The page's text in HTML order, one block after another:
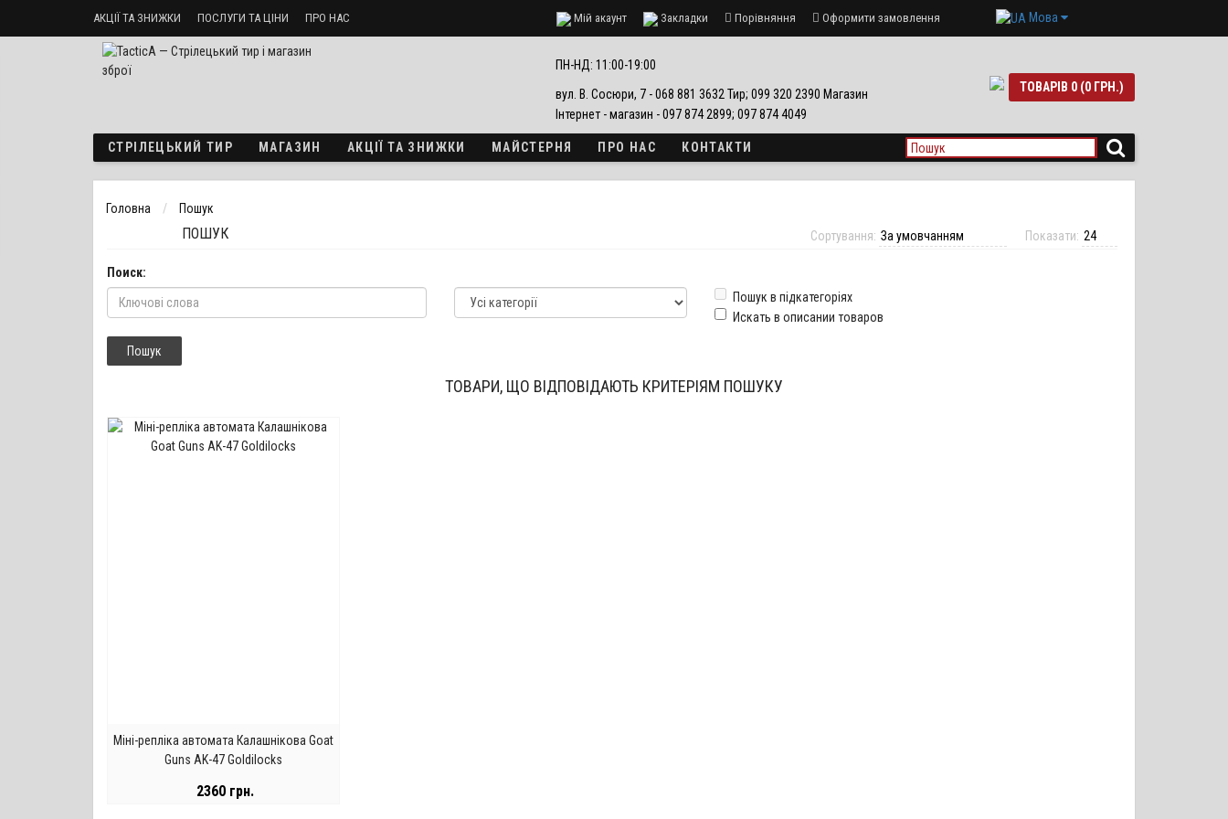
АКЦІЇ ТА ЗНИЖКИ ПОСЛУГИ ТА ЦІНИ ПРО НАС
Стрілецький тир «ТактикА» Доставка і оплата
Мій акаунт Закладки Порівняння Оформити замовлення Мова
ПН-НД: 11:00-19:00
вул. В. Сосюри, 7 - 068 881 3632 Тир; 099 320 2390 Магазин
Інтернет - магазин - 097 874 2899; 097 874 4049
ТОВАРІВ 0 (0 ГРН.)
СТРІЛЕЦЬКИЙ ТИР МАГАЗИН АКЦІЇ ТА ЗНИЖКИ МАЙСТЕРНЯ ПРО НАС КОНТАКТИ
Головна Пошук
ПОШУК Показати:
Сортування:
Поиск:
Пошук в підкатегоріях
Искать в описании товаров
ТОВАРИ, ЩО ВІДПОВІДАЮТЬ КРИТЕРІЯМ ПОШУКУ
Міні-репліка автомата Калашнікова Goat
Guns AK-47 Goldilocks
2360 грн.